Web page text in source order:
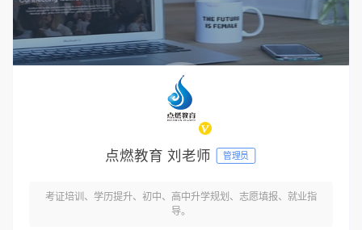
点燃教育 刘老师 管理员
考证培训、学历提升、初中、高中升学规划、志愿填报、就业指
导。